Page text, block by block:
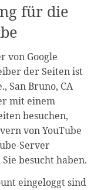
für die
von Google
der Seiten ist
San Bruno, CA
mit einem
besuchen,
von YouTube
Server
besucht haben.
eingeloggt sind